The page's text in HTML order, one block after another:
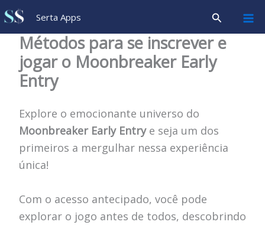
Ir
para
conteúdo
Serta Apps Pesquisar
Métodos para se inscrever e
jogar o Moonbreaker Early
Entry
Explore o emocionante universo do
Moonbreaker Early Entrye seja um dos
primeiros a mergulhar nessa experiência
única!
Com o acesso antecipado, você pode
explorar o jogo antes de todos, descobrindo